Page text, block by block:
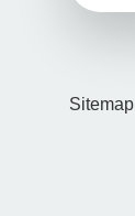
Sitemap